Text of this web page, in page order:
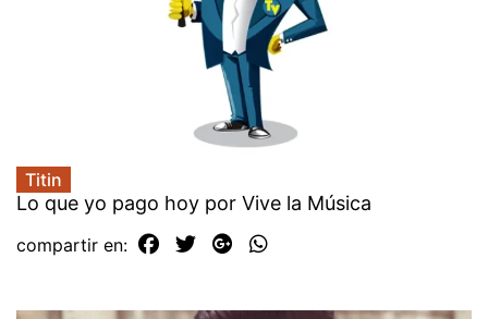
Titin
Lo que yo pago hoy por Vive la Música
compartir en: